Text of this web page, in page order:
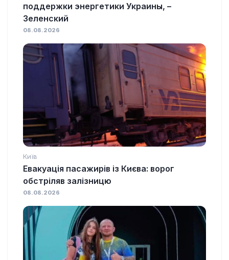
поддержки энергетики Украины, –
Зеленский
08.08.2026
Київ
Евакуація пасажирів із Києва: ворог
обстріляв залізницю
08.08.2026